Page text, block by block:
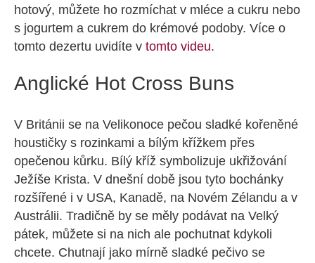
hotový, můžete ho rozmíchat v mléce a cukru nebo
s jogurtem a cukrem do krémové podoby. Více o
tomto dezertu uvidíte v tomto videu.
Anglické Hot Cross Buns
V Británii se na Velikonoce pečou sladké kořeněné
houstičky s rozinkami a bílým křížkem přes
opečenou kůrku. Bílý kříž symbolizuje ukřižování
Ježíše Krista. V dnešní době jsou tyto bochánky
rozšířené i v USA, Kanadě, na Novém Zélandu a v
Austrálii. Tradičně by se měly podávat na Velký
pátek, můžete si na nich ale pochutnat kdykoli
chcete. Chutnají jako mírně sladké pečivo se